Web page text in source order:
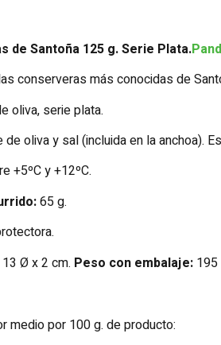
de Santoña 125 g. Serie Plata.
conserveras más conocidas de
oliva, serie plata.
de oliva y sal (incluida en la anchoa).
+5ºC y +12ºC.
65 g.
13 Ø x 2 cm. Peso con embalaje: 195
medio por 100 g. de producto: